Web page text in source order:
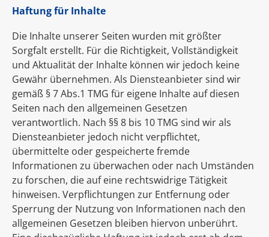
Haftung für Inhalte
Die Inhalte unserer Seiten wurden mit größter
Sorgfalt erstellt. Für die Richtigkeit, Vollständigkeit
und Aktualität der Inhalte können wir jedoch keine
Gewähr übernehmen. Als Diensteanbieter sind wir
gemäß § 7 Abs.1 TMG für eigene Inhalte auf diesen
Seiten nach den allgemeinen Gesetzen
verantwortlich. Nach §§ 8 bis 10 TMG sind wir als
Diensteanbieter jedoch nicht verpflichtet,
übermittelte oder gespeicherte fremde
Informationen zu überwachen oder nach Umständen
zu forschen, die auf eine rechtswidrige Tätigkeit
hinweisen. Verpflichtungen zur Entfernung oder
Sperrung der Nutzung von Informationen nach den
allgemeinen Gesetzen bleiben hiervon unberührt.